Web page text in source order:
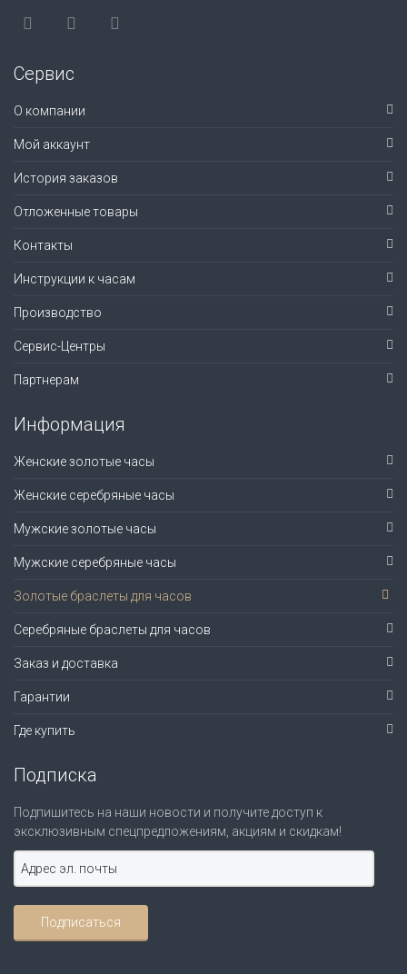
Сервис
О компании
Мой аккаунт
История заказов
Отложенные товары
Контакты
Инструкции к часам
Производство
Сервис-Центры
Партнерам
Информация
Женские золотые часы
Женские серебряные часы
Мужские золотые часы
Мужские серебряные часы
Золотые браслеты для часов
Серебряные браслеты для часов
Заказ и доставка
Гарантии
Где купить
Подписка
Подпишитесь на наши новости и получите доступ к
эксклюзивным спецпредложениям, акциям и скидкам!